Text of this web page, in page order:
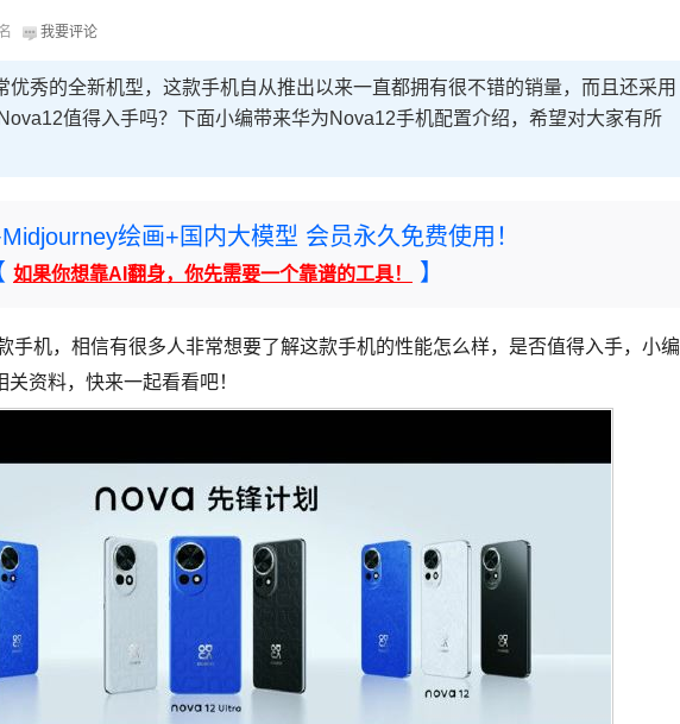
我要评论
秀的全新机型，这款手机自从推出以来一直都拥有很不错的销量，而且还采用
值得入手吗？下面小编带来华为Nova12手机配置介绍，希望对大家有所
绘画+国内大模型 会员永久免费使用！
如果你想靠AI翻身，你先需要一个靠谱的工具！ 】
手机，相信有很多人非常想要了解这款手机的性能怎么样，是否值得入手，小编
资料，快来一起看看吧！